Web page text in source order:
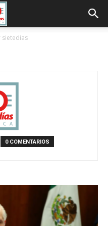
sietedias
0 COMENTARIOS